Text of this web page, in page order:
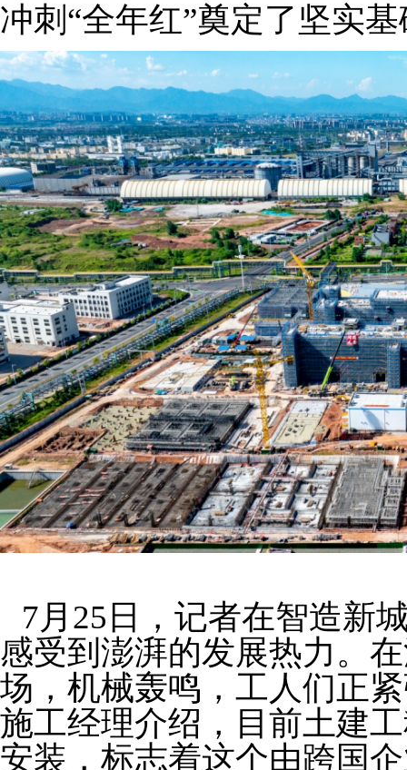
冲刺“全年红”奠定了坚实
7月25日，记者在智造新
感受到澎湃的发展热力。
场，机械轰鸣，工人们正
施工经理介绍，目前土建
安装，标志着这个由跨国